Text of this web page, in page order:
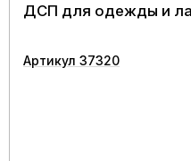
ДСП для одежды и
Артикул 37320